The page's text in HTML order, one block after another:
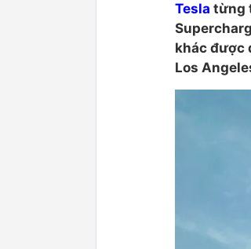
Tesla từng
khác được
Los